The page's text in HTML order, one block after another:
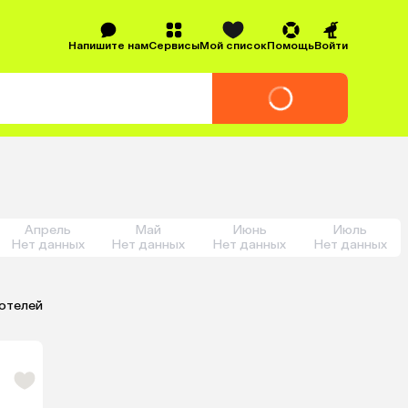
Напишите намСервисыМой списокПомощьВойти
Апрель
Нет данных
Май
Нет данных
Июнь
Нет данных
Июль
Нет данных